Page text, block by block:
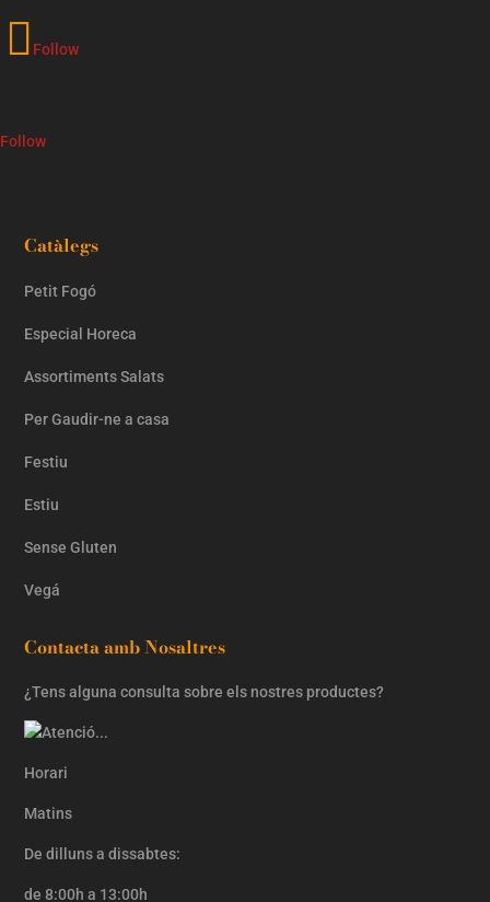
Follow
Follow
Catàlegs
Petit Fogó
Especial Horeca
Assortiments Salats
Per Gaudir-ne a casa
Festiu
Estiu
Sense Gluten
Vegá
Contacta amb Nosaltres
¿Tens alguna consulta sobre els nostres productes?
Horari
Matins
De dilluns a dissabtes:
de 8:00h a 13:00h